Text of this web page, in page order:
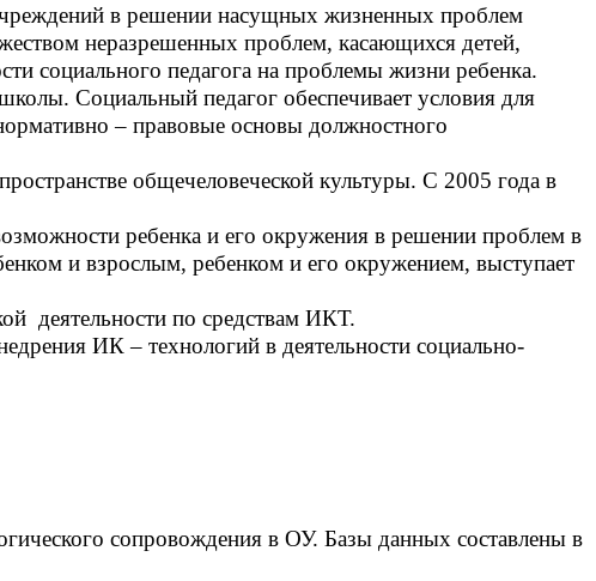
в решении насущных жизненных проблем
неразрешенных проблем, касающихся детей,
социального педагога на проблемы жизни ребенка.
Социальный педагог обеспечивает условия для
– правовые основы должностного
общечеловеческой культуры. С 2005 года в
ребенка и его окружения в решении проблем в
и взрослым, ребенком и его окружением, выступает
деятельности по средствам ИКТ.
ИК – технологий в деятельности социально-
сопровождения в ОУ. Базы данных составлены в